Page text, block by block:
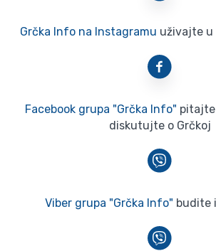
Grčka Info na Instagramu uživajte u
Facebook grupa "Grčka Info"
diskutujte o Grčkoj
Viber grupa "Grčka Info" budite